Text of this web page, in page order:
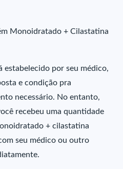
Monoidratado + Cilastatina
estabelecido por seu médico,
e condição pra
necessário. No entanto,
recebeu uma quantidade
+ cilastatina
seu médico ou outro